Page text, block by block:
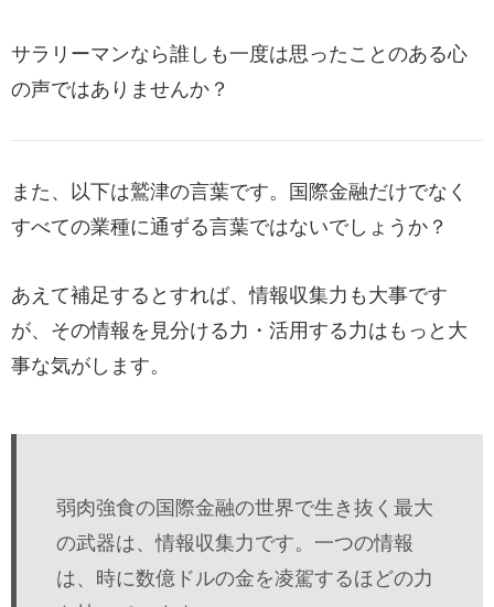
サラリーマンなら誰しも一度は思ったことのある心
の声ではありませんか？
また、以下は鷲津の言葉です。国際金融だけでなく
すべての業種に通ずる言葉ではないでしょうか？
あえて補足するとすれば、情報収集力も大事です
が、その情報を見分ける力・活用する力はもっと大
事な気がします。
弱肉強食の国際金融の世界で生き抜く最大
の武器は、情報収集力です。一つの情報
は、時に数億ドルの金を凌駕するほどの力